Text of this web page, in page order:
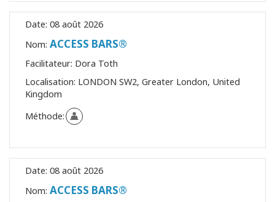
Date: 08 août 2026
Nom: ACCESS BARS®
Facilitateur: Dora Toth
Localisation: LONDON SW2, Greater London, United
Kingdom
Méthode:
Date: 08 août 2026
Nom: ACCESS BARS®